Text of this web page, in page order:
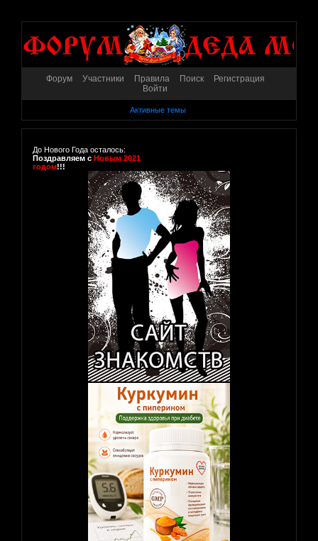
Форум Участники Правила Поиск
Регистрация
Войти
Активные темы
До Нового Года осталось:
Поздравляем с Новым 2021
годом!!!